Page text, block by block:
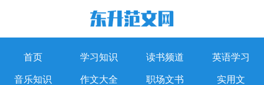
首页 学习知识 读书频道 英语学习
音乐知识 作文大全 职场文书 实用文